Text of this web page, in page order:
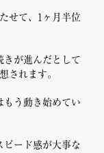
せて、1ヶ月半位
きが進んだとして
されます。
もう動き始めてい
ピード感が大事な